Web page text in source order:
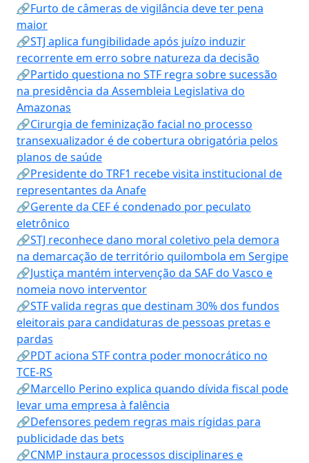
🔗Furto de câmeras de vigilância deve ter pena
maior
🔗STJ aplica fungibilidade após juízo induzir
recorrente em erro sobre natureza da decisão
🔗Partido questiona no STF regra sobre sucessão
na presidência da Assembleia Legislativa do
Amazonas
🔗Cirurgia de feminização facial no processo
transexualizador é de cobertura obrigatória pelos
planos de saúde
🔗Presidente do TRF1 recebe visita institucional de
representantes da Anafe
🔗Gerente da CEF é condenado por peculato
eletrônico
🔗STJ reconhece dano moral coletivo pela demora
na demarcação de território quilombola em Sergipe
🔗Justiça mantém intervenção da SAF do Vasco e
nomeia novo interventor
🔗STF valida regras que destinam 30% dos fundos
eleitorais para candidaturas de pessoas pretas e
pardas
🔗PDT aciona STF contra poder monocrático no
TCE-RS
🔗Marcello Perino explica quando dívida fiscal pode
levar uma empresa à falência
🔗Defensores pedem regras mais rígidas para
publicidade das bets
🔗CNMP instaura processos disciplinares e